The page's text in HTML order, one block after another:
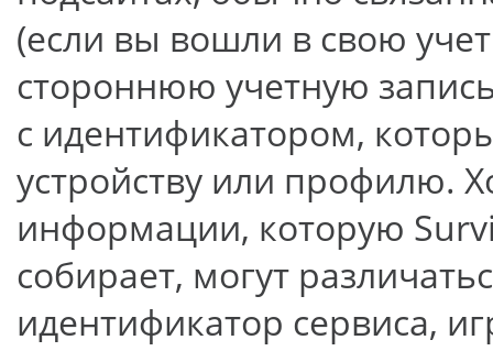
(если вы вошли в свою
стороннюю учетную
с идентификатором,
устройству или профилю.
информации, которую
собирает, могут
идентификатор сервиса,